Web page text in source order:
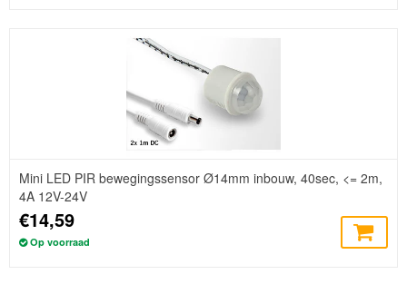
Mini LED PIR bewegingssensor Ø14mm inbouw, 40sec, <= 2m,
4A 12V-24V
€14,59
Op voorraad